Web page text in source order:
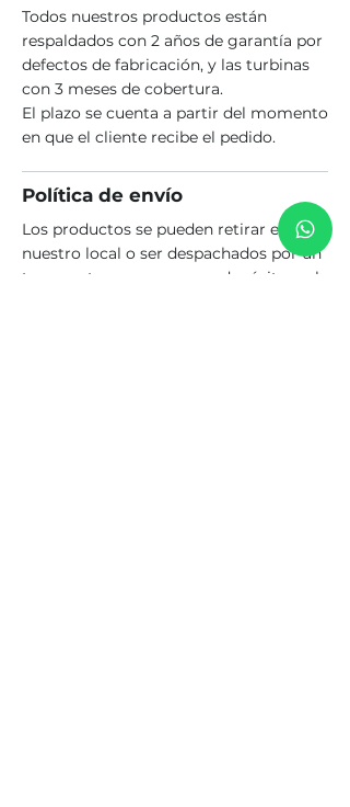
Todos nuestros productos están
respaldados con 2 años de garantía por
defectos de fabricación, y las turbinas
con 3 meses de cobertura.
El plazo se cuenta a partir del momento
en que el cliente recibe el pedido.
Política de envío
Los productos se pueden retirar en
nuestro local o ser despachados por un
transporte que opere con depósito en la